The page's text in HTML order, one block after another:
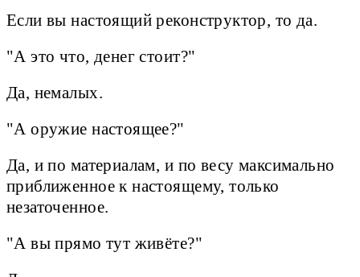
Если вы настоящий реконструктор, то да.
"А это что, денег стоит?"
Да, немалых.
"А оружие настоящее?"
Да, и по материалам, и по весу максимально
приближенное к настоящему, только
незаточенное.
"А вы прямо тут живёте?"